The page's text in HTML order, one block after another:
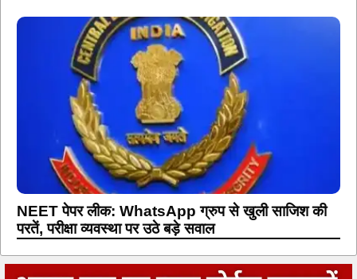
NEET पेपर लीक: WhatsApp ग्रुप से खुली साजिश की
परतें, परीक्षा व्यवस्था पर उठे बड़े सवाल